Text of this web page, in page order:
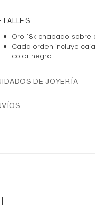
Oro 18k chapado sobre
Cada orden incluye
color negro.
DE JOYERÍA